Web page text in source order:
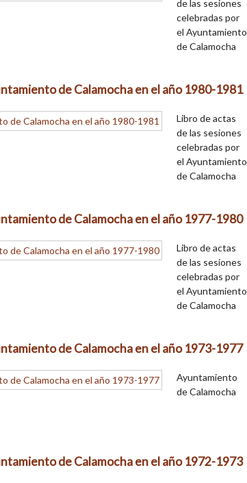
de las sesiones
celebradas por
el Ayuntamiento
de Calamocha
de Calamocha en el año 1980-1981
Libro de actas
de las sesiones
celebradas por
el Ayuntamiento
de Calamocha
de Calamocha en el año 1977-1980
Libro de actas
de las sesiones
celebradas por
el Ayuntamiento
de Calamocha
de Calamocha en el año 1973-1977
Ayuntamiento
de Calamocha
de Calamocha en el año 1972-1973